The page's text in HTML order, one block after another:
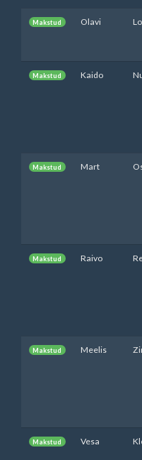
Makstud Olavi
Makstud Kaido
Makstud Mart
Makstud Raivo
Makstud Meelis
Makstud Vesa